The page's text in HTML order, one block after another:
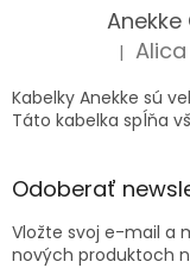
| Alica
Kabelky Anekke sú
Táto kabelka spĺňa
Odoberať
Vložte svoj e-mail a
nových produktoch